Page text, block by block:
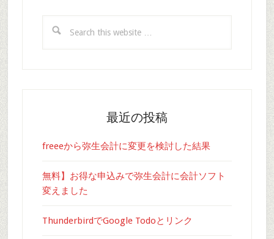
this
最近の投稿
freeeから弥生会計に変更を検討した結果
無料】お得な申込みで弥生会計に会計ソフト
変えました
ThunderbirdでGoogle Todoとリンク